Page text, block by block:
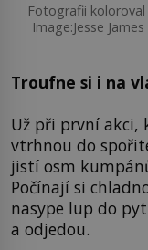
Fotografii koloroval
Image:Jesse
Troufne si i na
Už při první akci,
vtrhnou do
jistí osm
Počínají si
nasype lup do
a odjedou.